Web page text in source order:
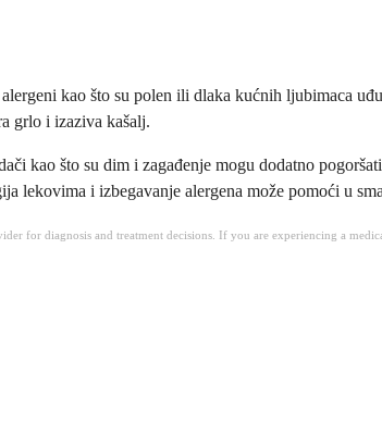
kao što su polen ili dlaka kućnih ljubimaca
grlo i izaziva kašalj.
kao što su dim i zagađenje mogu dodatno
lekovima i izbegavanje alergena može pomoći u
for diagnosis and treatment decisions. If you are experiencing a